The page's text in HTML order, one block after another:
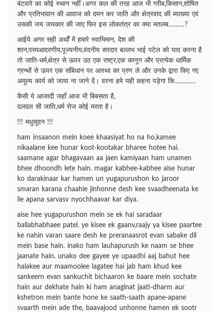
बंटवारे का कोई स्थान नहीं।अगर कल की तरह आज भी गरीब,किसान,शोषित
और प्रतिभावान की आवाज को दमन कर जाति और क्षेत्रवाद की ब्याख्या एवं
उसकी जय जयकार की जाए फिर इस लोकतंत्र का क्या मतलब………?
आईये अगर सही अर्थों में हमारे स्वाभिमान, देश की
शान,परमआदरणीय,पूज्यनीय,वंदनीय सरदार बल्लभ भाई पटेल को याद करना है
तो जाति-धर्म,क्षेत्र से ऊपर उठ एक राष्ट्र,एक कानून और प्रत्येक धार्मिक
ग्रन्थों से ऊपर एक संबिधान पर आस्था का प्रण ले और उनके द्वारा किए गए
अमूल्य कार्य को जाया ना जाने दें। वरना हमे यही कहना पड़ेगा कि…………
कैसी ये आजादी जहाँ आज भी बिबसता है,
दलदल सी जाति,धर्म रोज कोई मरता है।
!!! मधुसूदन !!!
ham insaanon mein koee khaasiyat ho na ho,kamee
nikaalane kee hunar koot-kootakar bharee hotee hai.
saamane agar bhagavaan aa jaen kamiyaan ham unamen
bhee dhoondh lete hain. magar kabhee-kabhee aise hunar
ko darakinaar kar hamen un yugapurushon ko jaroor
smaran karana chaahie jinhonne desh kee svaadheenata ke
lie apana sarvasv nyochhaavar kar diya.
aise hee yugapurushon mein se ek hai saradaar
ballabhabhaee patel. ye kisee ek gaanv,raajy ya kisee paartee
ke nahin varan saare desh ke preranaasrot evan sabake dil
mein base hain. inako ham lauhapurush ke naam se bhee
jaanate hain. unako dee gayee ye upaadhi aaj bahut hee
halakee aur maamoolee lagatee hai jab ham khud kee
sankeern evan sankuchit bichaaron ke baare mein sochate
hain aur dekhate hain ki ham anaginat jaati-dharm aur
kshetron mein bante hone ke saath-saath apane-apane
svaarth mein ade the, baavajood unhonne hamen ek sootr